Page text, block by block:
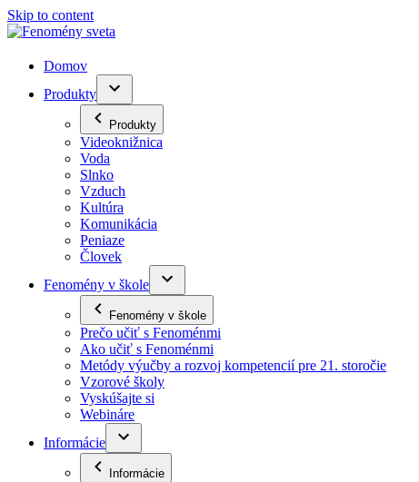
Skip to content
Domov
Produkty
Produkty
Videoknižnica
Voda
Slnko
Vzduch
Kultúra
Komunikácia
Peniaze
Človek
Fenomény v škole
Fenomény v škole
Prečo učiť s Fenoménmi
Ako učiť s Fenoménmi
Metódy výučby a rozvoj kompetencií pre 21. storočie
Vzorové školy
Vyskúšajte si
Webináre
Informácie
Informácie